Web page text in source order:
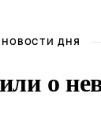
НОВОСТИ ДНЯ
о